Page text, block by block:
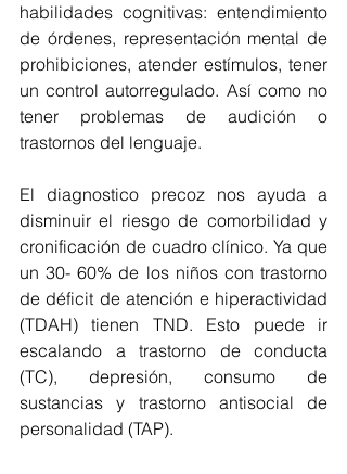
habilidades cognitivas: entendimiento
de órdenes, representación mental de
prohibiciones, atender estímulos, tener
un control autorregulado. Así como no
tener problemas de audición o
trastornos del lenguaje.
El diagnostico precoz nos ayuda a
disminuir el riesgo de comorbilidad y
cronificación de cuadro clínico. Ya que
un 30- 60% de los niños con trastorno
de déficit de atención e hiperactividad
(TDAH) tienen TND. Esto puede ir
escalando a trastorno de conducta
(TC), depresión, consumo de
sustancias y trastorno antisocial de
personalidad (TAP).